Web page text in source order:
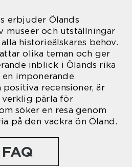
erbjuder Ölands
museer och utställningar
historieälskares behov.
olika teman och ger
inblick i Ölands rika
imponerande
recensioner, är
verklig pärla för
söker en resa genom
på den vackra ön Öland.
FAQ